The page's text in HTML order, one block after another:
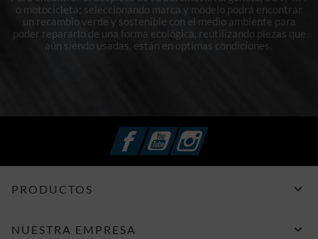
o motocicleta; seleccionando marca y modelo podrá encontrar
un recambio verde y sostenible con el medio ambiente para
poder repararlo de una forma ecológica, reutilizando piezas que
aún siendo usadas, están en optimas condiciones.
FacebookYouTubeInstagram
PRODUCTOS 
NUESTRA EMPRESA 